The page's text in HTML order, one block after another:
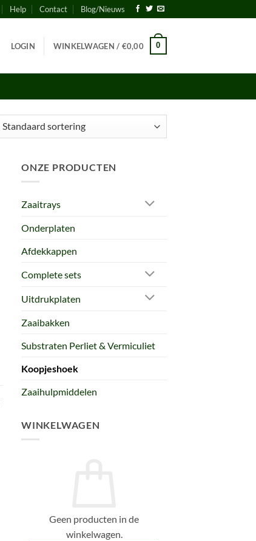
Help Contact Blog/Nieuws
LOGIN WINKELWAGEN / €0,00 0
ONZE PRODUCTEN
Zaaitrays
Onderplaten
Afdekkappen
Complete sets
Uitdrukplaten
Zaaibakken
Substraten Perliet & Vermiculiet
Koopjeshoek
Zaaihulpmiddelen
WINKELWAGEN
Geen producten in de
winkelwagen.